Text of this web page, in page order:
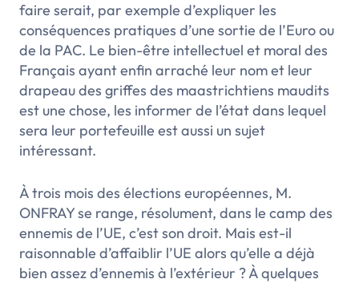
faire serait, par exemple d’expliquer les
conséquences pratiques d’une sortie de l’Euro ou
de la PAC. Le bien-être intellectuel et moral des
Français ayant enfin arraché leur nom et leur
drapeau des griffes des maastrichtiens maudits
est une chose, les informer de l’état dans lequel
sera leur portefeuille est aussi un sujet
intéressant.
À trois mois des élections européennes, M.
ONFRAY se range, résolument, dans le camp des
ennemis de l’UE, c’est son droit. Mais est-il
raisonnable d’affaiblir l’UE alors qu’elle a déjà
bien assez d’ennemis à l’extérieur ? À quelques